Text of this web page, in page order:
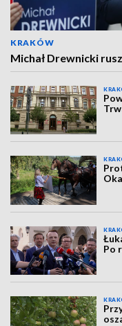
KRAKÓW
Michał Drewnicki
Po